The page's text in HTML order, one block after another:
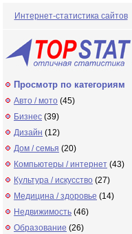
Интернет-статистика сайтов
Просмотр по категориям
Авто / мото (45)
Бизнес (39)
Дизайн (12)
Дом / семья (20)
Компьютеры / интернет (43)
Культура / искусство (27)
Медицина / здоровье (14)
Недвижимость (46)
Образование (26)